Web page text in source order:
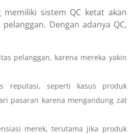
memiliki sistem QC ketat akan
Dengan adanya QC,
pelanggan, karena mereka yakin
reputasi, seperti kasus produk
pasaran karena mengandung zat
merek, terutama jika produk